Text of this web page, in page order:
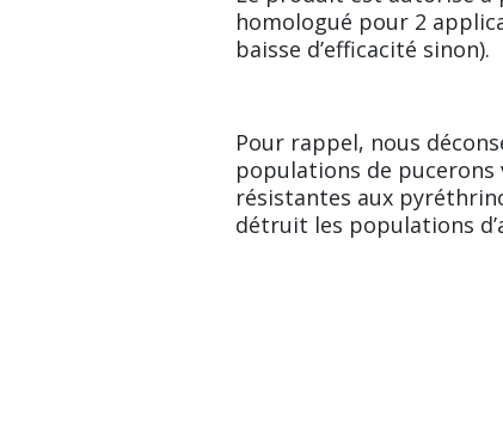
homologué pour 2
baisse d’efficacité sinon).
Pour rappel, nous
populations de pucerons
résistantes aux
détruit les populations